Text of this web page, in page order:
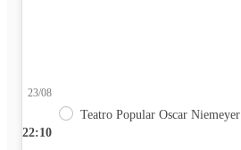
22:10
23/08
Teatro Popular Oscar Niemeyer